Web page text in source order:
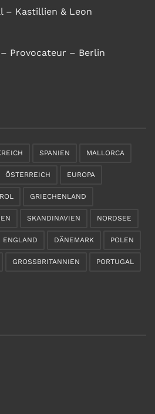
– Kastillien & Leon
Provocateur – Berlin
SPANIEN MALLORCA
ÖSTERREICH EUROPA
GRIECHENLAND
SKANDINAVIEN NORDSEE
ENGLAND DÄNEMARK POLEN
GROSSBRITANNIEN PORTUGAL